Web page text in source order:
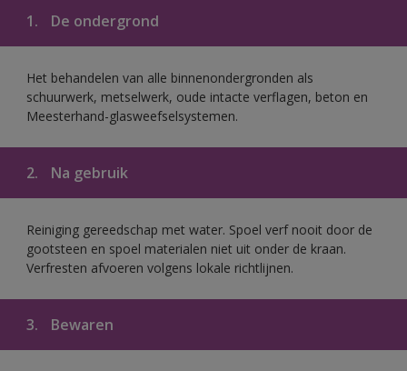
1. De ondergrond
Het behandelen van alle binnenondergronden als
schuurwerk, metselwerk, oude intacte verflagen, beton en
Meesterhand-glasweefselsystemen.
2. Na gebruik
Reiniging gereedschap met water. Spoel verf nooit door de
gootsteen en spoel materialen niet uit onder de kraan.
Verfresten afvoeren volgens lokale richtlijnen.
3. Bewaren